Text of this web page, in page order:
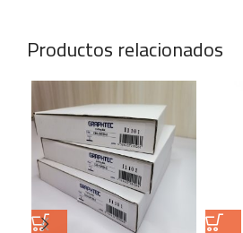
Productos relacionados